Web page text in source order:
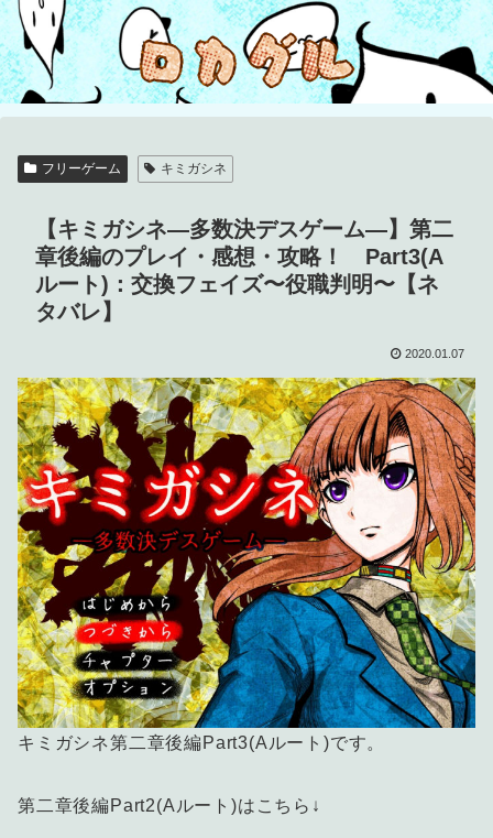
フリーゲーム キミガシネ
【キミガシネ―多数決デスゲーム―】第二
章後編のプレイ・感想・攻略！ Part3(A
ルート)：交換フェイズ〜役職判明〜【ネ
タバレ】
2020.01.07
キミガシネ第二章後編Part3(Aルート)です。
第二章後編Part2(Aルート)はこちら↓